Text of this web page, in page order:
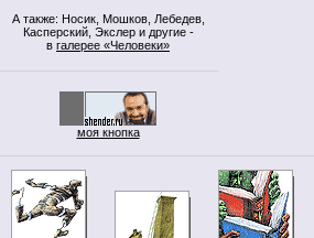
А также: Носик, Мошков, Лебедев,
Касперский, Экслер и другие -
в галерее «Человеки»
моя кнопка